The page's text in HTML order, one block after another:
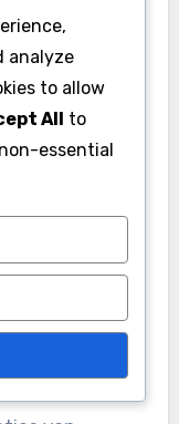
de
analyze
to allow
All to
essential